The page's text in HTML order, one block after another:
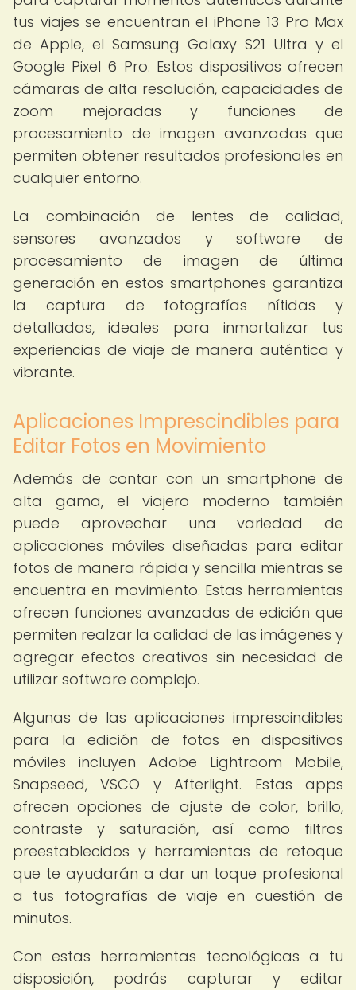
tus viajes se encuentran el iPhone 13 Pro Max
de Apple, el Samsung Galaxy S21 Ultra y el
Google Pixel 6 Pro. Estos dispositivos ofrecen
cámaras de alta resolución, capacidades de
zoom mejoradas y funciones de
procesamiento de imagen avanzadas que
permiten obtener resultados profesionales en
cualquier entorno.
La combinación de lentes de calidad,
sensores avanzados y software de
procesamiento de imagen de última
generación en estos smartphones garantiza
la captura de fotografías nítidas y
detalladas, ideales para inmortalizar tus
experiencias de viaje de manera auténtica y
vibrante.
Aplicaciones Imprescindibles para
Editar Fotos en Movimiento
Además de contar con un smartphone de
alta gama, el viajero moderno también
puede aprovechar una variedad de
aplicaciones móviles diseñadas para editar
fotos de manera rápida y sencilla mientras se
encuentra en movimiento. Estas herramientas
ofrecen funciones avanzadas de edición que
permiten realzar la calidad de las imágenes y
agregar efectos creativos sin necesidad de
utilizar software complejo.
Algunas de las aplicaciones imprescindibles
para la edición de fotos en dispositivos
móviles incluyen Adobe Lightroom Mobile,
Snapseed, VSCO y Afterlight. Estas apps
ofrecen opciones de ajuste de color, brillo,
contraste y saturación, así como filtros
preestablecidos y herramientas de retoque
que te ayudarán a dar un toque profesional
a tus fotografías de viaje en cuestión de
minutos.
Con estas herramientas tecnológicas a tu
disposición, podrás capturar y editar